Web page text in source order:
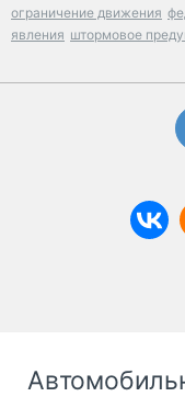
ограничение движения
явления штормовое